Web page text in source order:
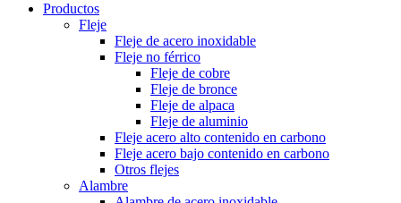
Productos
Fleje
Fleje de acero inoxidable
Fleje no férrico
Fleje de cobre
Fleje de bronce
Fleje de alpaca
Fleje de aluminio
Fleje acero alto contenido en carbono
Fleje acero bajo contenido en carbono
Otros flejes
Alambre